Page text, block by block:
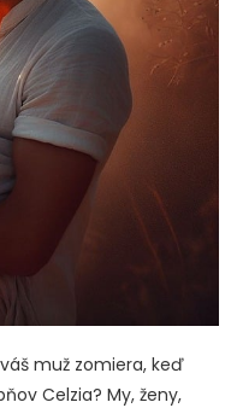
muž zomiera, keď
Celzia? My, ženy,